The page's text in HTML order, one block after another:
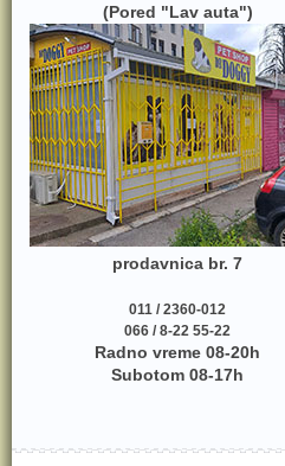
(Pored "Lav auta")
prodavnica br. 7
011 / 2360-012
066 / 8-22 55-22
Radno vreme 08-20h
Subotom 08-17h